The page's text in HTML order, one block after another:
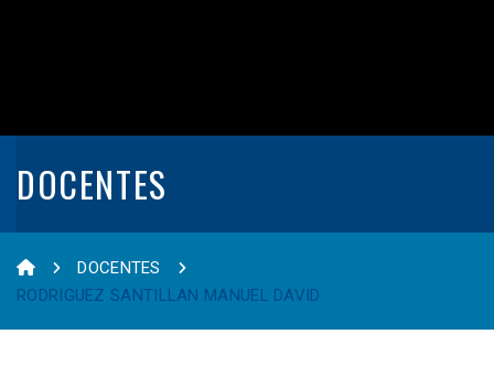
DOCENTES
DOCENTES
RODRIGUEZ SANTILLAN MANUEL DAVID